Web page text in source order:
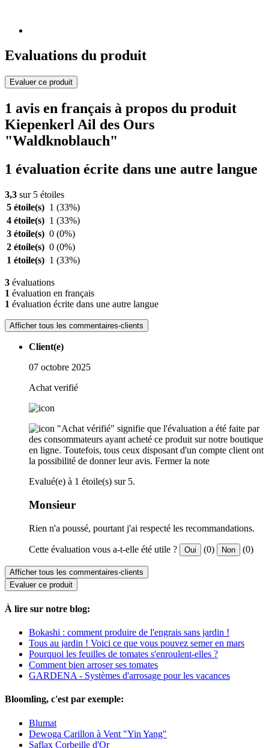
Evaluations du produit
Evaluer ce produit
1 avis en français à propos du produit
Kiepenkerl Ail des Ours
"Waldknoblauch"
1 évaluation écrite dans une autre langue
3,3 sur 5 étoiles
5 étoile(s) 1 (33%)
4 étoile(s) 1 (33%)
3 étoile(s) 0 (0%)
2 étoile(s) 0 (0%)
1 étoile(s) 1 (33%)
3 évaluations
1 évaluation en français
1 évaluation écrite dans une autre langue
Afficher tous les commentaires-clients
Client(e)
07 octobre 2025
Achat verifié
"Achat vérifié" signifie que l'évaluation a été faite par
des consommateurs ayant acheté ce produit sur notre boutique
en ligne. Toutefois, tous ceux disposant d'un compte client ont
la possibilité de donner leur avis. Fermer la note
Evalué(e) à 1 étoile(s) sur 5.
Monsieur
Rien n'a poussé, pourtant j'ai respecté les recommandations.
Cette évaluation vous a-t-elle été utile ? Oui (0) Non (0)
Afficher tous les commentaires-clients
Evaluer ce produit
À lire sur notre blog:
Bokashi : comment produire de l'engrais sans jardin !
Tous au jardin ! Voici ce que vous pouvez semer en mars
Pourquoi les feuilles de tomates s'enroulent-elles ?
Comment bien arroser ses tomates
GARDENA - Systèmes d'arrosage pour les vacances
Bloomling, c'est par exemple:
Blumat
Dewoga Carillon à Vent "Yin Yang"
Saflax Corbeille d'Or